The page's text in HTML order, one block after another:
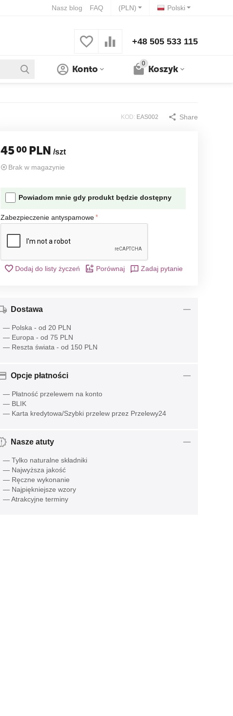
Polski
(PLN)
Nasz blog FAQ
+48 505 533 115
0
Koszyk
Konto
KOD: EAS002 Share
45 00 PLN /szt
Brak w magazynie
Powiadom mnie gdy produkt będzie dostępny
Zabezpieczenie antyspamowe
Dodaj do listy życzeń Porównaj Zadaj pytanie
Dostawa
— Polska - od 20 PLN
— Europa - od 75 PLN
— Reszta świata - od 150 PLN
Opcje płatności
— Płatność przelewem na konto
— BLIK
— Karta kredytowa/Szybki przelew przez Przelewy24
Nasze atuty
— Tylko naturalne składniki
— Najwyższa jakość
— Ręczne wykonanie
— Najpiękniejsze wzory
— Atrakcyjne terminy